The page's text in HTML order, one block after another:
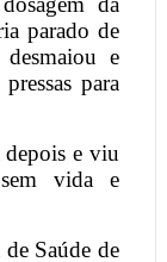
parado de
e
para
depois e viu
vida e
Saúde de